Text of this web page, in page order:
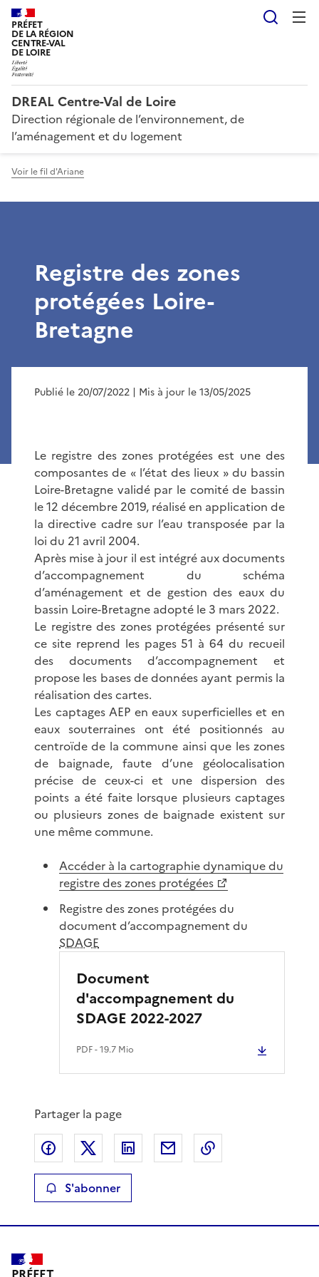
PRÉFET
DE LA RÉGION
CENTRE-VAL
DE LOIRE
DREAL Centre-Val de Loire
Direction régionale de l’environnement, de
l’aménagement et du logement
Voir le fil d'Ariane
Registre des zones
protégées Loire-
Bretagne
Publié le 20/07/2022 | Mis à jour le 13/05/2025
Le registre des zones protégées est une des
composantes de « l’état des lieux » du bassin
Loire-Bretagne validé par le comité de bassin
le 12 décembre 2019, réalisé en application de
la directive cadre sur l’eau transposée par la
loi du 21 avril 2004.
Après mise à jour il est intégré aux documents
d’accompagnement du schéma
d’aménagement et de gestion des eaux du
bassin Loire-Bretagne adopté le 3 mars 2022.
Le registre des zones protégées présenté sur
ce site reprend les pages 51 à 64 du recueil
des documents d’accompagnement et
propose les bases de données ayant permis la
réalisation des cartes.
Les captages AEP en eaux superficielles et en
eaux souterraines ont été positionnés au
centroïde de la commune ainsi que les zones
de baignade, faute d’une géolocalisation
précise de ceux-ci et une dispersion des
points a été faite lorsque plusieurs captages
ou plusieurs zones de baignade existent sur
une même commune.
Accéder à la cartographie dynamique du
registre des zones protégées
Registre des zones protégées du
document d’accompagnement du
SDAGE
Document
d'accompagnement du
SDAGE 2022-2027
PDF- 19.7 Mio
Partager la page
Partager sur Facebook
Partager sur XPartager sur LinkedIn
Partager par email
S'abonner